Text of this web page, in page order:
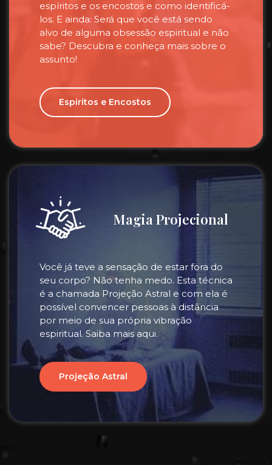
espíritos e os encostos e como identificá-
los. E ainda: Será que você está sendo
alvo de alguma obsessão espiritual e não
sabe? Descubra e conheça mais sobre o
assunto!
Espiritos e Encostos
Magia Projecional
Você já teve a sensação de estar fora do
seu corpo? Não tenha medo. Esta técnica
é a chamada Projeção Astral e com ela é
possível convencer pessoas à distância
por meio de sua própria vibração
espiritual. Saiba mais aqui.
Projeção Astral